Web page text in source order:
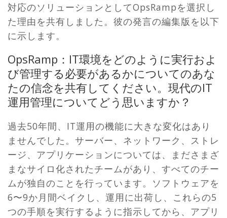
対応のソリューションとしてOpsRampを選択し
た理由を共有しました。彼の発言の編集版を以下
に示します。
OpsRamp：IT環境をどのように実行およ
び管理する必要があるかについてのあな
たの信念を共有してください。現代のIT
運用管理についてどう思いますか？
過去50年間、IT運用の機能に大きな変化はあり
ませんでした。サーバー、ネットワーク、ストレ
ージ、アプリケーションについては、まださまざ
まなサイロ化されたチームがあり、すべてのチー
ムが独自のことを行っています。ソフトウェアを
6〜9か月間ベイクし、運用に出荷し、これらの5
つの手順を実行するように指示してから、アプリ